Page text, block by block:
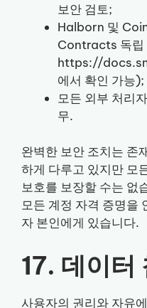
보안 검토;
Halborn 및
Contracts 독립
https://
에서 확인 가능);
모든 외부 처리
무.
완벽한 보안 조치는 존
하게 다루고 있지만 모
보호를 보장할 수는 없
모든 계정 자격 증명을
자 본인에게 있습니다.
17. 데이터
사용자의 권리와 자유